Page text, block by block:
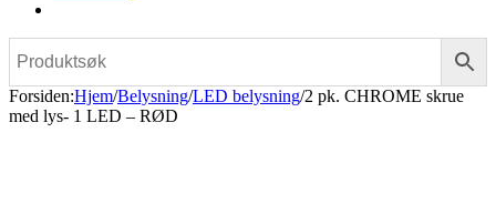
Forsiden:Hjem/Belysning/LED belysning/2 pk. CHROME skrue
med lys- 1 LED – RØD